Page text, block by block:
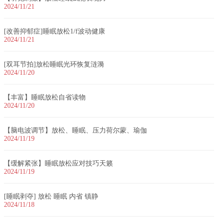
2024/11/21
[改善抑郁症]睡眠放松1/f波动健康
2024/11/21
[双耳节拍]放松睡眠光环恢复涟漪
2024/11/20
【丰富】睡眠放松自省读物
2024/11/20
【脑电波调节】放松、睡眠、压力荷尔蒙、瑜伽
2024/11/19
【缓解紧张】睡眠放松应对技巧天籁
2024/11/19
[睡眠剥夺] 放松 睡眠 内省 镇静
2024/11/18